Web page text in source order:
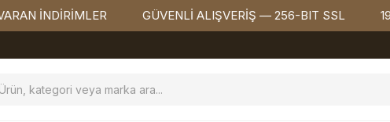
GÜVENLİ ALIŞVERİŞ — 256-BIT SSL 1900₺